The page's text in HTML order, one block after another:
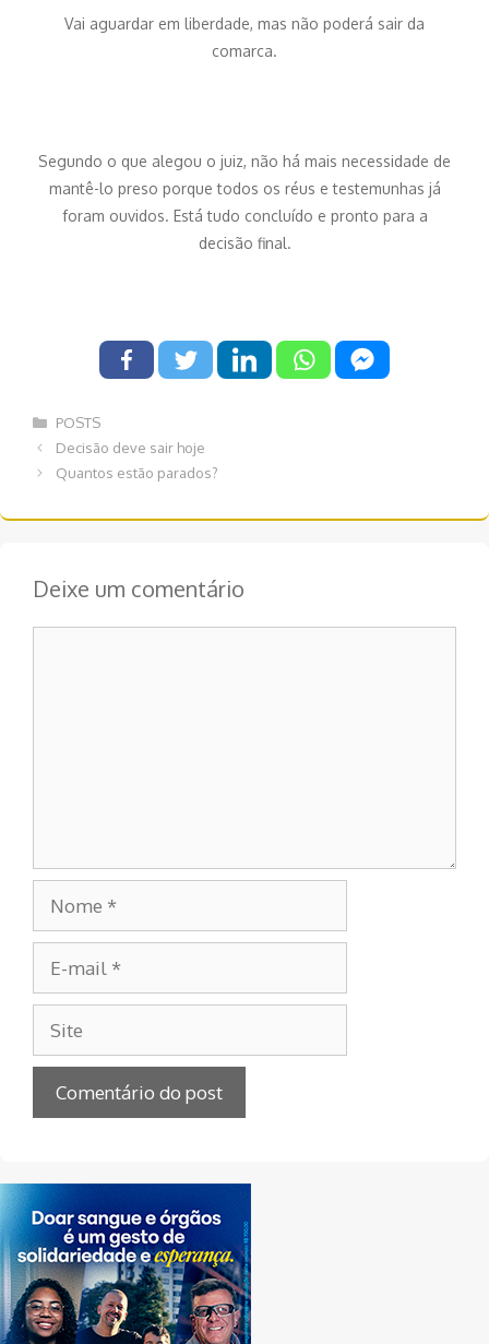
Vai aguardar em liberdade, mas não poderá sair da
comarca.
Segundo o que alegou o juiz, não há mais necessidade de
mantê-lo preso porque todos os réus e testemunhas já
foram ouvidos. Está tudo concluído e pronto para a
decisão final.
Categorias
POSTS
Navegação
Decisão deve sair hoje
Quantos estão parados?
Deixe um comentário
mail